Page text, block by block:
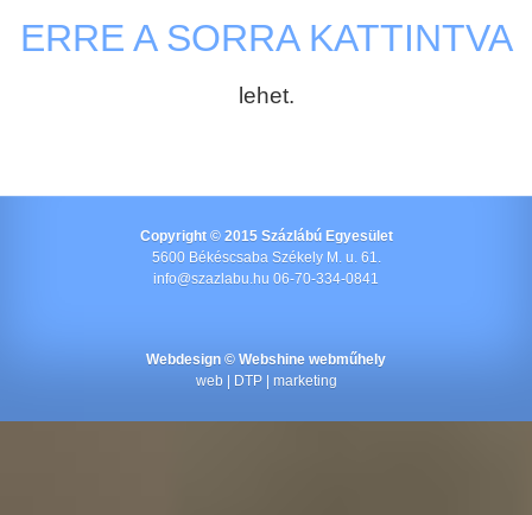
ERRE A SORRA KATTINTVA
lehet.
Copyright © 2015 Százlábú Egyesület
5600 Békéscsaba Székely M. u. 61.
info@szazlabu.hu 06-70-334-0841
Webdesign © Webshine webműhely
web | DTP | marketing